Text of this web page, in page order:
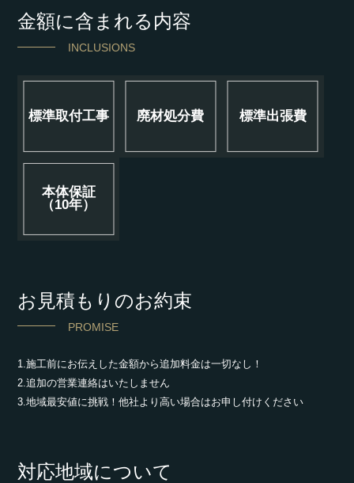
金額に含まれる内容
INCLUSIONS
標準取付工事 廃材処分費 標準出張費
本体保証
（10年）
お見積もりのお約束
PROMISE
1.施工前にお伝えした金額から追加料金は一切なし！
2.追加の営業連絡はいたしません
3.地域最安値に挑戦！他社より高い場合はお申し付けください
対応地域について